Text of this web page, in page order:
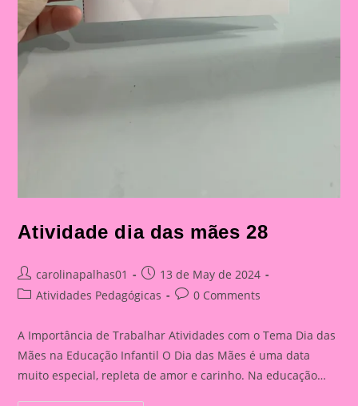
Atividade dia das mães 28
Post
author:
carolinapalhas01
Post
published:
13 de May de 2024
PostAtividades Pedagógicas
Post0 Comments
A Importância de Trabalhar Atividades com o Tema Dia das
Mães na Educação Infantil O Dia das Mães é uma data
muito especial, repleta de amor e carinho. Na educação…